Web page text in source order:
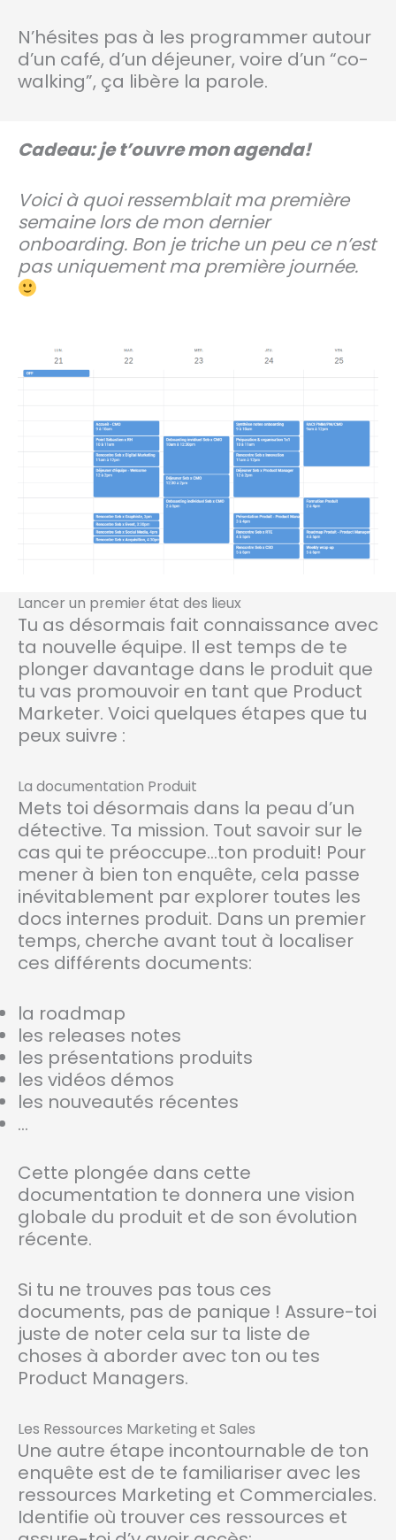
N’hésites pas à les programmer autour
d’un café, d’un déjeuner, voire d’un “co-
walking”, ça libère la parole.
Cadeau: je t’ouvre mon agenda!
Voici à quoi ressemblait ma première
semaine lors de mon dernier
onboarding. Bon je triche un peu ce n’est
pas uniquement ma première journée.
Lancer un premier état des lieux
Tu as désormais fait connaissance avec
ta nouvelle équipe. Il est temps de te
plonger davantage dans le produit que
tu vas promouvoir en tant que Product
Marketer. Voici quelques étapes que tu
peux suivre :
La documentation Produit
Mets toi désormais dans la peau d’un
détective. Ta mission. Tout savoir sur le
cas qui te préoccupe…ton produit! Pour
mener à bien ton enquête, cela passe
inévitablement par explorer toutes les
docs internes produit. Dans un premier
temps, cherche avant tout à localiser
ces différents documents:
la roadmap
les releases notes
les présentations produits
les vidéos démos
les nouveautés récentes
…
Cette plongée dans cette
documentation te donnera une vision
globale du produit et de son évolution
récente.
Si tu ne trouves pas tous ces
documents, pas de panique ! Assure-toi
juste de noter cela sur ta liste de
choses à aborder avec ton ou tes
Product Managers.
Les Ressources Marketing et Sales
Une autre étape incontournable de ton
enquête est de te familiariser avec les
ressources Marketing et Commerciales.
Identifie où trouver ces ressources et